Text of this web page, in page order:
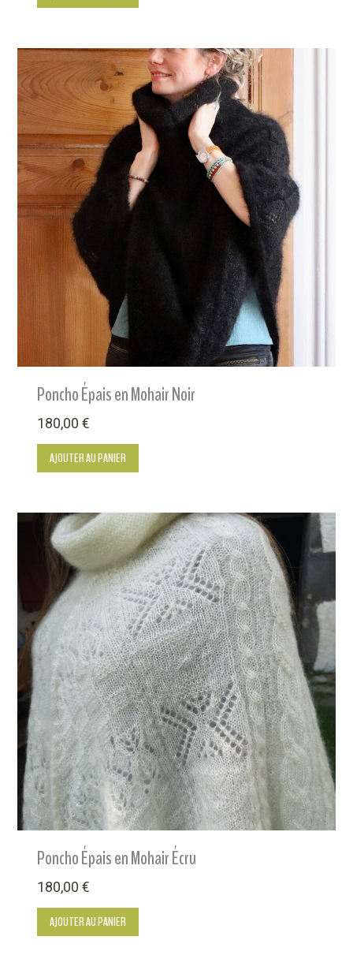
Poncho Épais en Mohair Noir
180,00€
AJOUTER AU PANIER
Poncho Épais en Mohair Écru
180,00€
AJOUTER AU PANIER